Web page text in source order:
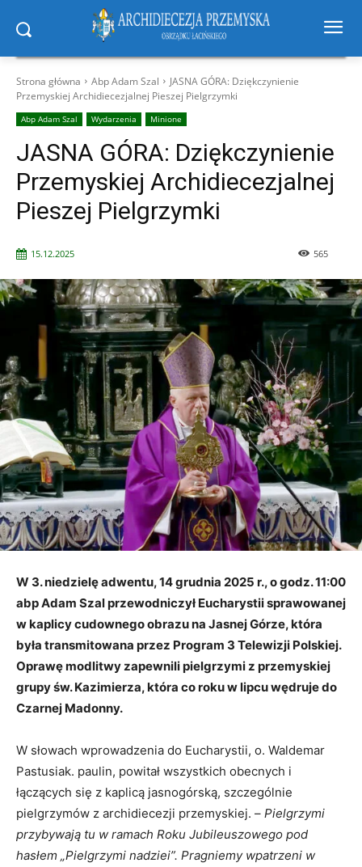
Strona główna Abp Adam Szal
JASNA GÓRA: Dziękczynienie
Przemyskiej Archidiecezjalnej Pieszej Pielgrzymki
Abp Adam Szal Wydarzenia Minione
JASNA GÓRA: Dziękczynienie
Przemyskiej Archidiecezjalnej
Pieszej Pielgrzymki
15.12.2025 565
W 3. niedzielę adwentu, 14 grudnia 2025 r., o godz. 11:00
abp Adam Szal przewodniczył Eucharystii sprawowanej
w kaplicy cudownego obrazu na Jasnej Górze, która
była transmitowana przez Program 3 Telewizji Polskiej.
Oprawę modlitwy zapewnili pielgrzymi z przemyskiej
grupy św. Kazimierza, która co roku w lipcuwędrujedo
Czarnej Madonny.
W słowach wprowadzenia do Eucharystii, o. Waldemar
Pastusiak. paulin, powitał wszystkich obecnych i
łączących się z kaplicą jasnogórską, szczególnie
pielgrzymów z archidiecezji przemyskiej. – Pielgrzymi
przybywają tu w ramach Roku Jubileuszowego pod
hasłem „Pielgrzymi nadziei”. Pragniemy wpatrzeni w